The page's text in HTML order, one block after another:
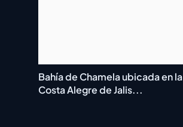
Bahía de Chamela ubicada en la
Costa Alegre de Jalis...